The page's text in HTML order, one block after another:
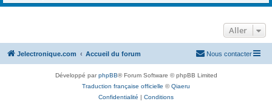
Aller
Jelectronique.com Accueil du forum Nous contacter
Développé parphpBB® Forum Software © phpBB Limited
Traduction française officielle ©Qiaeru
Confidentialité | Conditions